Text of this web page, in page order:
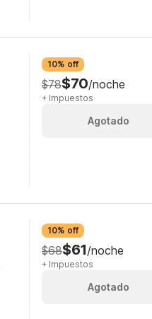
10% off
$78$70/noche
+ Impuestos
Agotado
10% off
$68$61/noche
+ Impuestos
Agotado